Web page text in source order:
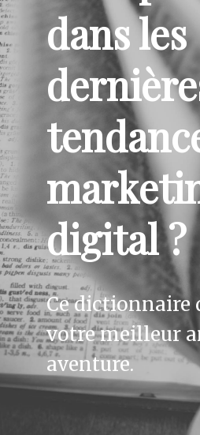
dans les
digital ?
Ce dictionnaire
votre meilleur
aventure.